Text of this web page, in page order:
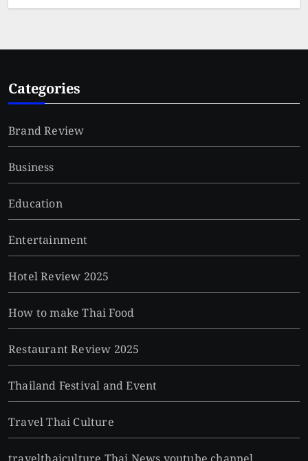
Categories
Brand Review
Business
Education
Entertainment
Hotel Review 2025
How to make Thai Food
Restaurant Review 2025
Thailand Festival and Event
Travel Thai Culture